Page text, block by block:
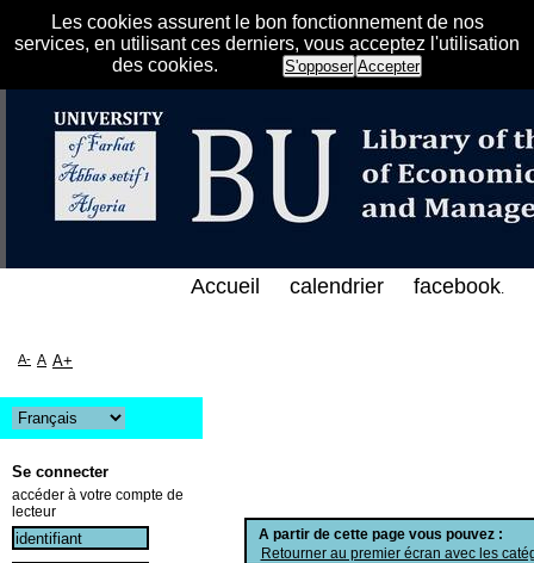
Les cookies assurent le bon fonctionnement de nos
services, en utilisant ces derniers, vous acceptez l'utilisation
des cookies.
S'opposer Accepter
الإلكتروني على الخط المباشر لمكتبة كلية
A partir de cette page vous pouvez :
Retourner au premier écran avec les
Accueil calendrier facebook.
A- A A+
Se connecter
accéder à votre compte de
lecteur